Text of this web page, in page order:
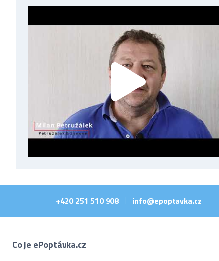
+420 251 510 908 info@epoptavka.cz
Co je ePoptávka.cz